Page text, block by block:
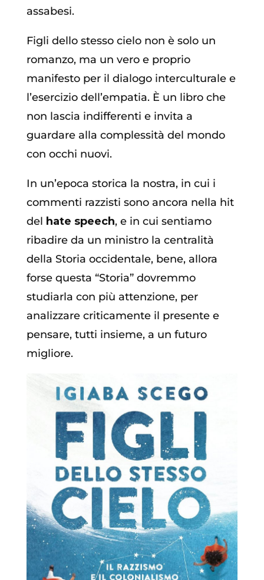
assabesi.
Figli dello stesso cielo non è solo un
romanzo, ma un vero e proprio
manifesto per il dialogo interculturale e
l’esercizio dell’empatia. È un libro che
non lascia indifferenti e invita a
guardare alla complessità del mondo
con occhi nuovi.
In un’epoca storica la nostra, in cui i
commenti razzisti sono ancora nella hit
del hate speech, e in cui sentiamo
ribadire da un ministro la centralità
della Storia occidentale, bene, allora
forse questa “Storia” dovremmo
studiarla con più attenzione, per
analizzare criticamente il presente e
pensare, tutti insieme, a un futuro
migliore.